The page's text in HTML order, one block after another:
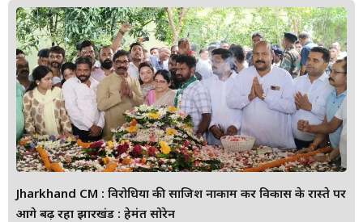
Jharkhand CM : विरोधियों की साजिश नाकाम कर विकास के रास्ते पर
आगे बढ़ रहा झारखंड : हेमंत सोरेन